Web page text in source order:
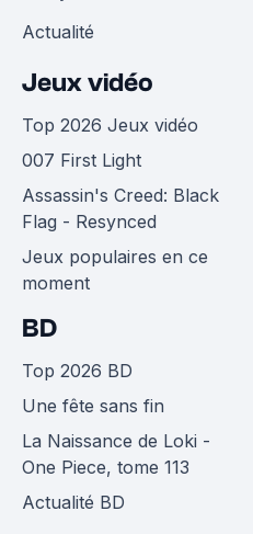
Actualité
Jeux vidéo
Top 2026 Jeux vidéo
007 First Light
Assassin's Creed: Black
Flag - Resynced
Jeux populaires en ce
moment
BD
Top 2026 BD
Une fête sans fin
La Naissance de Loki -
One Piece, tome 113
Actualité BD